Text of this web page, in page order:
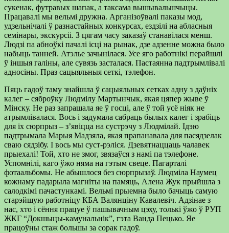
сукенак, футравых шапак, а таксама вышывальшчы­цы.
Працавалі мы вельмі дружна. Арганізоўвалі паказы мод,
удзельнічалі ў разнастайных конкур­сах, ездзілі на абласныя
семінары, экскурсіі. З цягам часу заказаў ста­навілася менш.
Людзі па абноўкі пачалі ісці на рынак, дзе адзенне мож­на было
набыць танней. Атэлье зачынілася. Усе яго работнікі перайшлі
ў іншыя галіны, але су­вязь засталася. Пастаянна падтрымлівалі
адносіны. Праз сацыяльныя сеткі, тэлефон.
Пяць гадоў таму знай­шла ў сацыяльных сетках адну з даўніх
калег – ся­броўку Людмілу Мартын­чык, якая цяпер жыве ў
Мінску. Не раз запрашала яе ў госці, але ў той усё ніяк не
атрымлівалася. Вось і задумала сабраць былых калег і зрабіць
для іх сюрпрыз – з’явіцца на сустрэчу з Людмілай. Ідэю
падтрымала Марыя Мадзяла, якая прапана­вала для пасядзелак
сваю сядзібу. І вось мы суст-рэліся. Дзевятнаццаць ча­лавек
прыехалі! Той, хто не змог, звязаўся з намі па тэлефоне.
Успомнілі, каго ўжо няма на гэтым свеце. Пагарталі
фотаальбомы. Не абышлося без сюрпры­заў. Людміла Наумец
кож­наму падарыла магніты на памяць, Алена Жук прыйшла з
салодкімі па­частункамі. Вельмі пры­емна было бачыць самую
старэйшую работніцу КБА Валянціну Кавалевіч. Адзінае з
нас, хто і сёння працуе ў пашывачным цэху, толькі ўжо ў РУП
ЖКГ “Докшыцы-каму­нальнік”, гэта Ванда Пець­ко. Яе
працоўны стаж большы за сорак гадоў.